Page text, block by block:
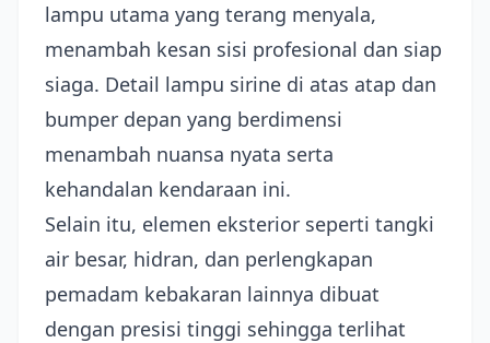
lampu utama yang terang menyala,
menambah kesan sisi profesional dan siap
siaga. Detail lampu sirine di atas atap dan
bumper depan yang berdimensi
menambah nuansa nyata serta
kehandalan kendaraan ini.
Selain itu, elemen eksterior seperti tangki
air besar, hidran, dan perlengkapan
pemadam kebakaran lainnya dibuat
dengan presisi tinggi sehingga terlihat